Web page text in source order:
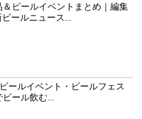
＆ビールイベントまとめ｜編集
ールニュース...
ールイベント・ビールフェス
ール飲む...